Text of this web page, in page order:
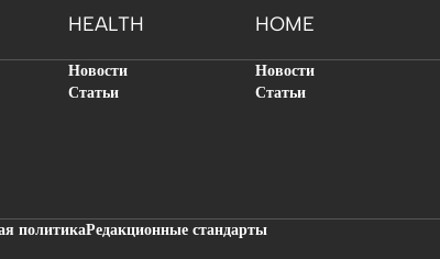
HEALTH HOME
Новости
Статьи
Новости
Статьи
политикаРедакционные стандарты